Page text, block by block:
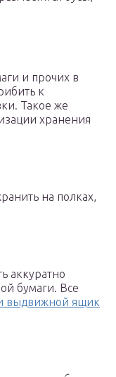
и прочих в
к
Такое же
хранения
на полках,
аккуратно
бумаги. Все
выдвижной ящик